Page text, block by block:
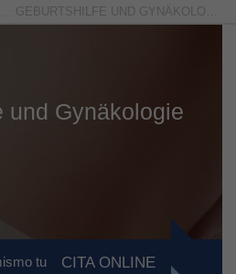
GEBURTSHILFE UND GYNÄKOLOGIE
und Gynäkologie
tu CITA ONLINE